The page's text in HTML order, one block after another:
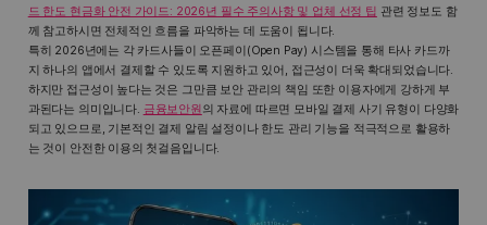
드 한도 현금화 안전 가이드: 2026년 필수 주의사항 및 업체 선정 팁 관련 정보도 함
께 참고하시면 전체적인 흐름을 파악하는 데 도움이 됩니다.
특히 2026년에는 각 카드사들이 오픈페이(Open Pay) 시스템을 통해 타사 카드까
지 하나의 앱에서 결제할 수 있도록 지원하고 있어, 접근성이 더욱 확대되었습니다.
하지만 접근성이 높다는 것은 그만큼 보안 관리의 책임 또한 이용자에게 강하게 부
과된다는 의미입니다. 금융보안원의 자료에 따르면 모바일 결제 사기 유형이 다양화
되고 있으므로, 기본적인 결제 알림 설정이나 한도 관리 기능을 적극적으로 활용하
는 것이 안전한 이용의 첫걸음입니다.